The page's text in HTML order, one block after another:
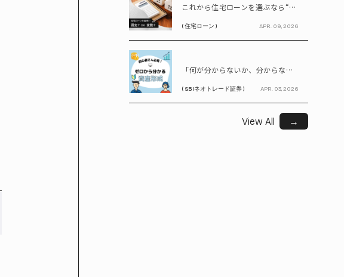
これから住宅ローンを選ぶなら“固定vs変動”どちらが正解? 9割が利用したいと答えた「いま決めなくてもいい」ローンとは!?
( 住宅ローン ) APR. 09, 2026
PR
「何が分からないか、分からない」から卒業！ SBIネオトレード証券で学ぶ、はじめての資産形成
( SBIネオトレード証券 ) APR. 03, 2026
View All →